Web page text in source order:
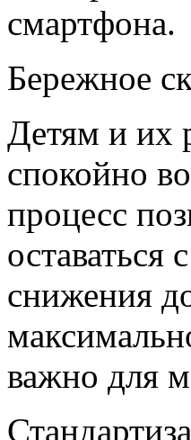
смартфона.
Бережное
Детям и их
спокойно
процесс
оставаться
снижения
важно для